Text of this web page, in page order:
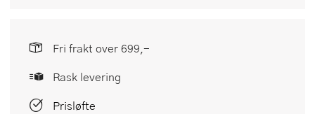
Fri frakt over 699,-
Rask levering
Prisløfte